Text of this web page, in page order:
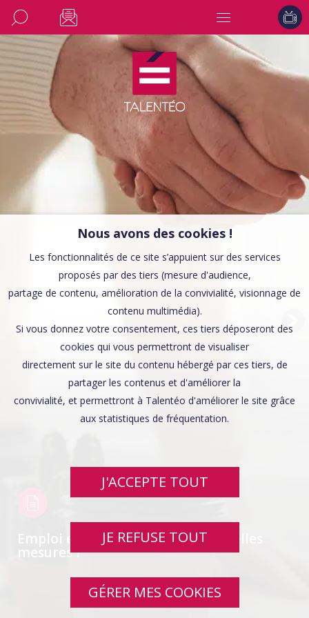
CONSEILS EMPLOI
Emploi et handicap : quelles nouvelles
mesures ?
Affaires sensibles
Nous avons des cookies !
Les fonctionnalités de ce site s’appuient sur des services
proposés par des tiers (mesure d'audience,
partage de contenu, amélioration de la convivialité, visionnage de
contenu multimédia).
Si vous donnez votre consentement, ces tiers déposeront des
cookies qui vous permettront de visualiser
directement sur le site du contenu hébergé par ces tiers, de
partager les contenus et d'améliorer la
convivialité, et permettront à Talentéo d'améliorer le site grâce
aux statistiques de fréquentation.
J'ACCEPTE TOUT
JE REFUSE TOUT
GÉRER MES COOKIES